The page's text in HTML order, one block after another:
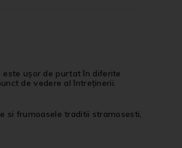
ușor de purtat în diferite
de vedere al întreținerii.
si frumoasele traditii stramosesti,